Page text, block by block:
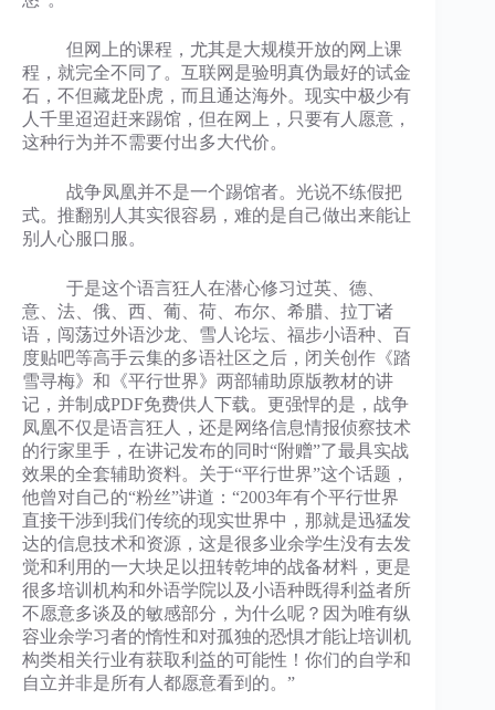
但网上的课程，尤其是大规模开放的网上课
程，就完全不同了。互联网是验明真伪最好的试金
石，不但藏龙卧虎，而且通达海外。现实中极少有
人千里迢迢赶来踢馆，但在网上，只要有人愿意，
这种行为并不需要付出多大代价。
战争凤凰并不是一个踢馆者。光说不练假把
式。推翻别人其实很容易，难的是自己做出来能让
别人心服口服。
于是这个语言狂人在潜心修习过英、德、
意、法、俄、西、葡、荷、布尔、希腊、拉丁诸
语，闯荡过外语沙龙、雪人论坛、福步小语种、百
度贴吧等高手云集的多语社区之后，闭关创作《踏
雪寻梅》和《平行世界》两部辅助原版教材的讲
记，并制成PDF免费供人下载。更强悍的是，战争
凤凰不仅是语言狂人，还是网络信息情报侦察技术
的行家里手，在讲记发布的同时“附赠”了最具实战
效果的全套辅助资料。关于“平行世界”这个话题，
他曾对自己的“粉丝”讲道：“2003年有个平行世界
直接干涉到我们传统的现实世界中，那就是迅猛发
达的信息技术和资源，这是很多业余学生没有去发
觉和利用的一大块足以扭转乾坤的战备材料，更是
很多培训机构和外语学院以及小语种既得利益者所
不愿意多谈及的敏感部分，为什么呢？因为唯有纵
容业余学习者的惰性和对孤独的恐惧才能让培训机
构类相关行业有获取利益的可能性！你们的自学和
自立并非是所有人都愿意看到的。”